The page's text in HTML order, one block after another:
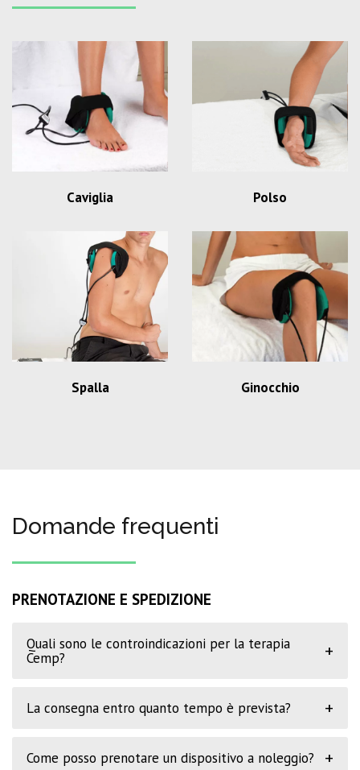
Caviglia Polso
Spalla Ginocchio
Domande frequenti
PRENOTAZIONE E SPEDIZIONE
Quali sono le controindicazioni per la terapia
Cemp?
+
La consegna entro quanto tempo è prevista? +
Come posso prenotare un dispositivo a noleggio? +